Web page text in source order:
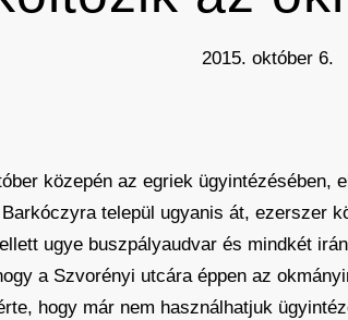
2015. október 6.
közepén az egriek ügyintézésében,
települ ugyanis át, ezerszer
ugye buszpályaudvar és mindkét
a Szvorényi utcára éppen az
hogy már nem használhatjuk